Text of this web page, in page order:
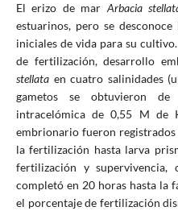
El erizo de mar Arbacia
estuarinos, pero se
iniciales de vida para su
de fertilización, desarrollo
stellata en cuatro salinidades
gametos se obtuvieron
intracelómica de 0,55 M de
embrionario fueron
la fertilización hasta larva
fertilización y supervivencia,
completó en 20 horas hasta la
el porcentaje de fertilización